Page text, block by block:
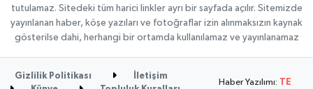
tutulamaz. Sitedeki tüm harici linkler ayrı bir sayfada açılır. Sitemizde
yayınlanan haber, köşe yazıları ve fotoğraflar izin alınmaksızın kaynak
gösterilse dahi, herhangi bir ortamda kullanılamaz ve yayınlanamaz
Gizlilik Politikası
İletişim
Haber Yazılımı: TE